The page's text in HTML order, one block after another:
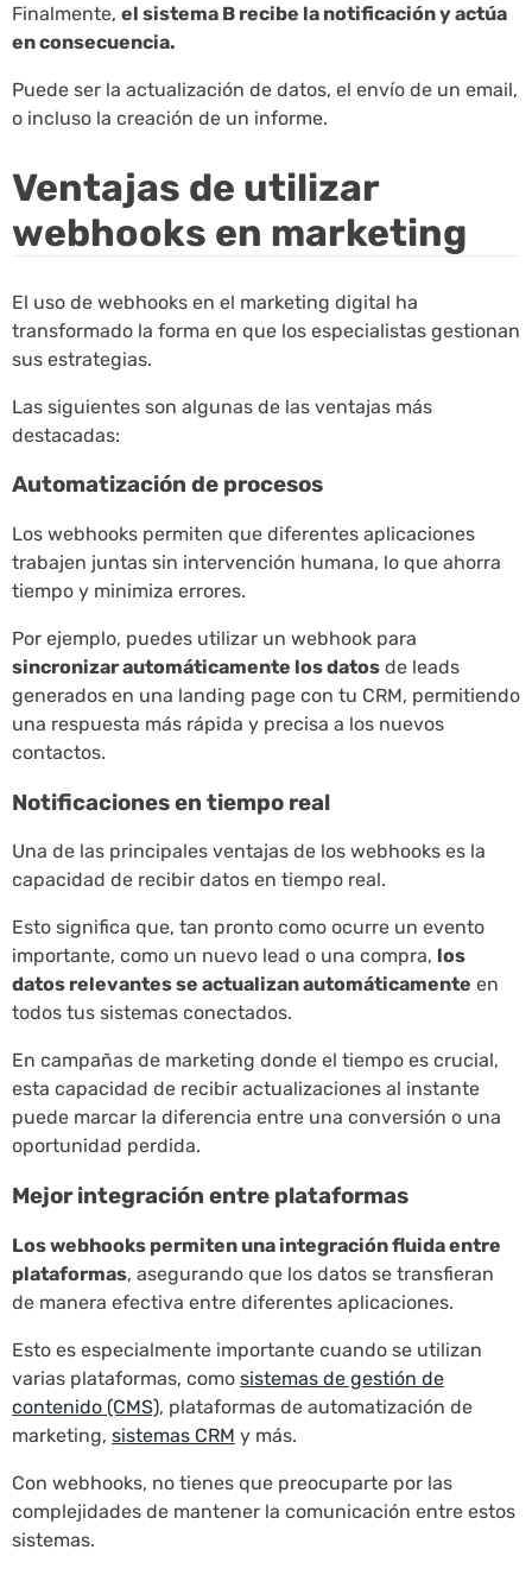
Finalmente, el sistema B recibe la notificación y actúa
en consecuencia.
Puede ser la actualización de datos, el envío de un email,
o incluso la creación de un informe.
Ventajas de utilizar
webhooks en marketing
El uso de webhooks en el marketing digital ha
transformado la forma en que los especialistas gestionan
sus estrategias.
Las siguientes son algunas de las ventajas más
destacadas:
Automatización de procesos
Los webhooks permiten que diferentes aplicaciones
trabajen juntas sin intervención humana, lo que ahorra
tiempo y minimiza errores.
Por ejemplo, puedes utilizar un webhook para
sincronizar automáticamente los datos de leads
generados en una landing page con tu CRM, permitiendo
una respuesta más rápida y precisa a los nuevos
contactos.
Notificaciones en tiempo real
Una de las principales ventajas de los webhooks es la
capacidad de recibir datos en tiempo real.
Esto significa que, tan pronto como ocurre un evento
importante, como un nuevo lead o una compra, los
datos relevantes se actualizan automáticamente en
todos tus sistemas conectados.
En campañas de marketing donde el tiempo es crucial,
esta capacidad de recibir actualizaciones al instante
puede marcar la diferencia entre una conversión o una
oportunidad perdida.
Mejor integración entre plataformas
Los webhooks permiten una integración fluida entre
plataformas, asegurando que los datos se transfieran
de manera efectiva entre diferentes aplicaciones.
Esto es especialmente importante cuando se utilizan
varias plataformas, como sistemas de gestión de
contenido (CMS), plataformas de automatización de
marketing, sistemas CRM y más.
Con webhooks, no tienes que preocuparte por las
complejidades de mantener la comunicación entre estos
sistemas.